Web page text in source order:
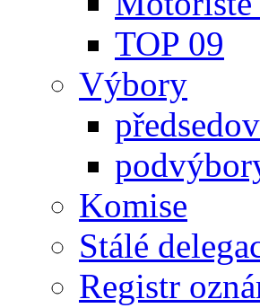
TOP 09
Výbory
Komise
Stálé
Registr